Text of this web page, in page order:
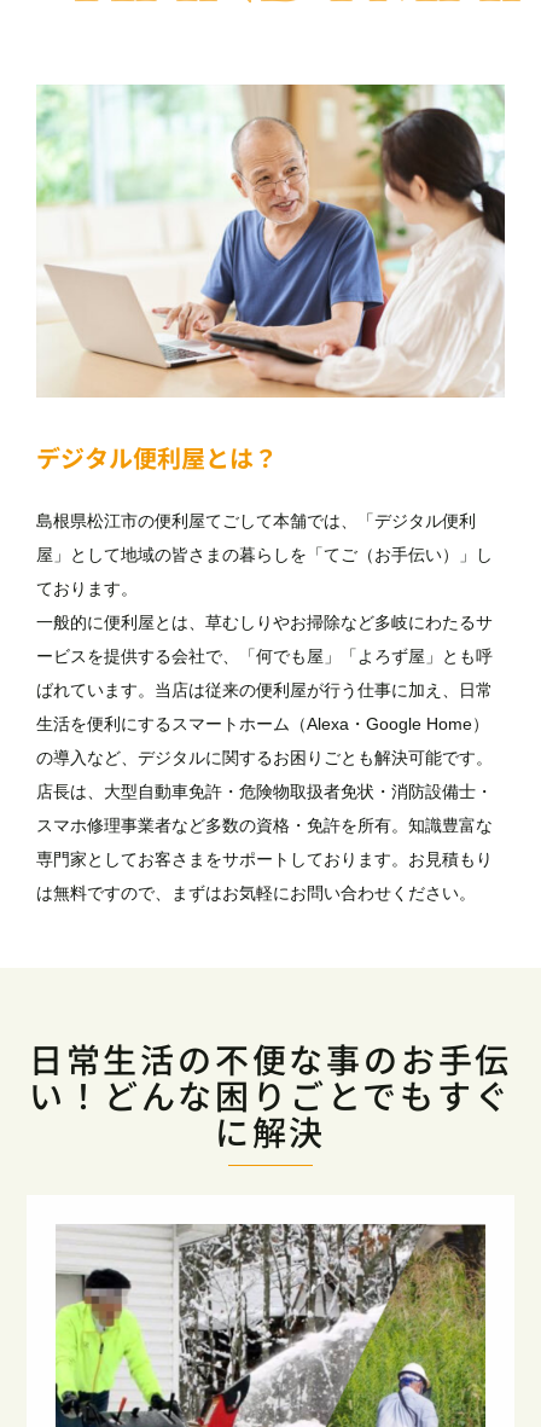
デジタル便利屋とは？
島根県松江市の便利屋てごして本舗では、「デジタル便利
屋」として地域の皆さまの暮らしを「てご（お手伝い）」し
ております。
一般的に便利屋とは、草むしりやお掃除など多岐にわたるサ
ービスを提供する会社で、「何でも屋」「よろず屋」とも呼
ばれています。当店は従来の便利屋が行う仕事に加え、日常
生活を便利にするスマートホーム（Alexa・Google Home）
の導入など、デジタルに関するお困りごとも解決可能です。
店長は、大型自動車免許・危険物取扱者免状・消防設備士・
スマホ修理事業者など多数の資格・免許を所有。知識豊富な
専門家としてお客さまをサポートしております。お見積もり
は無料ですので、まずはお気軽にお問い合わせください。
日常生活の不便な事のお手伝
い！どんな困りごとでもすぐ
に解決